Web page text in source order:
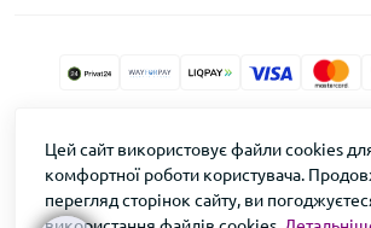
Формула Врожаю © 2026
Цей сайт використовує файли cookies
комфортної роботи користувача.
перегляд сторінок сайту, ви